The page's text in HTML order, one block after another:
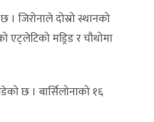
जिरोनाले दोस्रो स्थानको
एट्लेटिको मड्रिड र चौथोमा
छ । बार्सिलोनाको १६